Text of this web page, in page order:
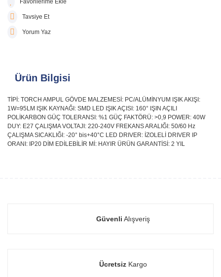
Tavsiye Et
Yorum Yaz
Ürün Bilgisi
TİPİ: TORCH AMPUL GÖVDE MALZEMESİ: PC/ALÜMİNYUM IŞIK AKIŞI:
1W=95LM IŞIK KAYNAĞI: SMD LED IŞIK AÇISI: 160° IŞIN AÇILI
POLİKARBON GÜÇ TOLERANSI: %1 GÜÇ FAKTÖRÜ: >0,9 POWER: 40W
DUY: E27 ÇALIŞMA VOLTAJI: 220-240V FREKANS ARALIĞI: 50/60 Hz
ÇALIŞMA SICAKLIĞI: -20° bis+40°C LED DRIVER: İZOLELİ DRIVER IP
ORANI: IP20 DİM EDİLEBİLİR Mİ: HAYIR ÜRÜN GARANTİSİ: 2 YIL
Güvenli Alışveriş
ÜcretsizKargo